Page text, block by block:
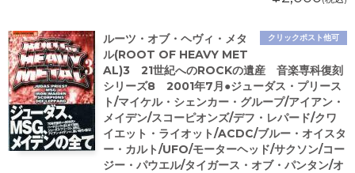
クリックポスト他可
ルーツ・オブ・ヘヴィ・メタ
ル(ROOT OF HEAVY MET
AL)3 21世紀へのROCKの遺産 音楽専科復刻
シリーズ8 2001年7月●ジューダス・プリース
ト/マイケル・シェンカー・グループ/アイアン・
メイデン/スコーピオンズ/デフ・レパード/クワ
イエット・ライオット/ACDC/ブルー・オイスタ
ー・カルト/UFO/モーターヘッド/サクソン/コー
ジー・パウエル/タイガース・オブ・パンタン/オ